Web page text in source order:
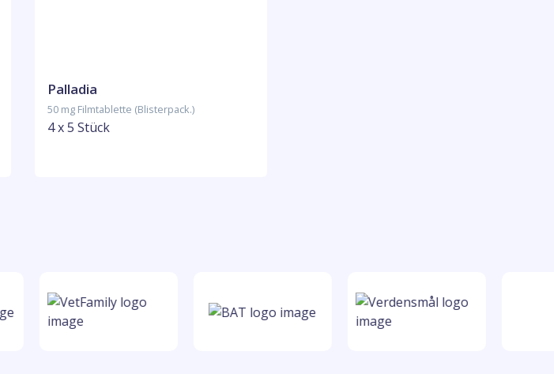
Palladia
50 mg Filmtablette (Blisterpack.)
4 x 5 Stück